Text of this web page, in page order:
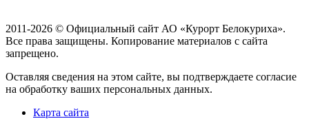
2011-2026 © Официальный сайт АО «Курорт Белокуриха».
Все права защищены. Копирование материалов с сайта
запрещено.
Оставляя сведения на этом сайте, вы подтверждаете согласие
на обработку ваших персональных данных.
Карта сайта